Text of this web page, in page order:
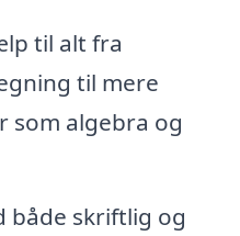
til alt fra
til mere
som algebra og
både skriftlig og